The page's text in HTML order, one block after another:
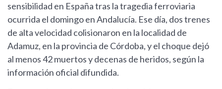
sensibilidad en España tras la tragedia ferroviaria
ocurrida el domingo en Andalucía. Ese día, dos trenes
de alta velocidad colisionaron en la localidad de
Adamuz, en la provincia de Córdoba, y el choque dejó
al menos 42 muertos y decenas de heridos, según la
información oficial difundida.